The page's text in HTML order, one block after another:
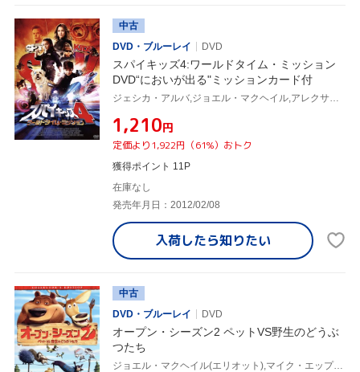
中古
DVD・ブルーレイ
DVD
スパイキッズ4:ワールドタイム・ミッション
DVD“においが出る"ミッションカード付
ジェシカ・アルバ,ジョエル・マクヘイル,アレクサ・ヴェガ,ロバート・ロドリゲス(監督、脚本、製作、撮影、音楽)
¥1,210円
定価より1,922円（61%）おトク
獲得ポイント 11P
在庫なし
発売年月日：2012/02/08
入荷したら知りたい
中古
DVD・ブルーレイ
DVD
オープン・シーズン2 ペットVS野生のどうぶ
つたち
ジョエル・マクヘイル(エリオット),マイク・エップス(ブーグ),マシュー・オキャラハン(監督、制作),ラミン・ジャワディ(音楽)